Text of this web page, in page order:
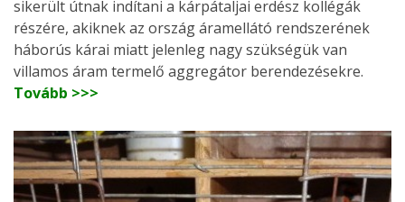
sikerült útnak indítani a kárpátaljai erdész kollégák
részére, akiknek az ország áramellátó rendszerének
háborús kárai miatt jelenleg nagy szükségük van
villamos áram termelő aggregátor berendezésekre.
Tovább >>>